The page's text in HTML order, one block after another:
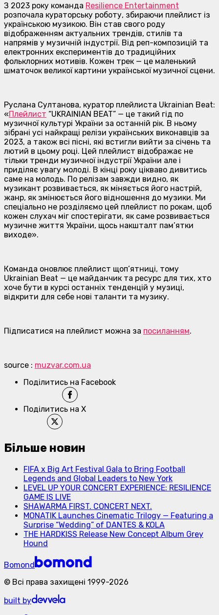
З 2023 року команда Resilience Entertainment
розпочала кураторську роботу, збираючи плейлист із
українською музикою. Він став свого роду
відображенням актуальних трендів, стилів та
напрямів у музичній індустрії. Від реп-композицій та
електронних експериментів до традиційних
фольклорних мотивів. Кожен трек — це маленький
шматочок великої картини української музичної сцени.
Руслана Султанова, куратор плейлиста Ukrainian Beat:
«Плейлист “UKRAINIAN BEAT” — це такий гід по
музичної культурі України за останній рік. В ньому
зібрані усі найкращі релізи українських виконавців за
2023, а також всі пісні, які встигли вийти за січень та
лютий в цьому році. Цей плейлист відображає не
тільки тренди музичної індустрії України але і
приділяє увагу молоді. В кінці року цікваво дивитись
саме на молодь. По релізам завжди видно, як
музикант розвивається, як міняється його настрій,
жанр, як змінюється його відношення до музики. Ми
спеціально не розділяємо цей плейлист по рокам, щоб
кожен слухач міг спостерігати, як саме розвивається
музичне життя України, щось накшталт пам’ятки
виходе».
Команда оновлює плейлист щоп’ятниці, тому
Ukrainian Beat — це майданчик та ресурс для тих, хто
хоче бути в курсі останніх тенденцій у музиці,
відкрити для себе нові таланти та музику.
Підписатися на плейлист можна за посиланням.
source : muzvar.com.ua
Поділитись на Facebook
Поділитись на X
Більше новин
FIFA x Big Art Festival Gala to Bring Football
Legends and Global Leaders to New York
LEVEL UP YOUR CONCERT EXPERIENCE: RESILIENCE
GAME IS LIVE
SHAWARMA FIRST. CONCERT NEXT.
MONATIK Launches Cinematic Trilogy — Featuring a
Surprise “Wedding” of DANTES & KOLA
THE HARDKISS Release New Concept Album Grey
Hound
Bomond
© Всі права захищені 1999-2026
built by